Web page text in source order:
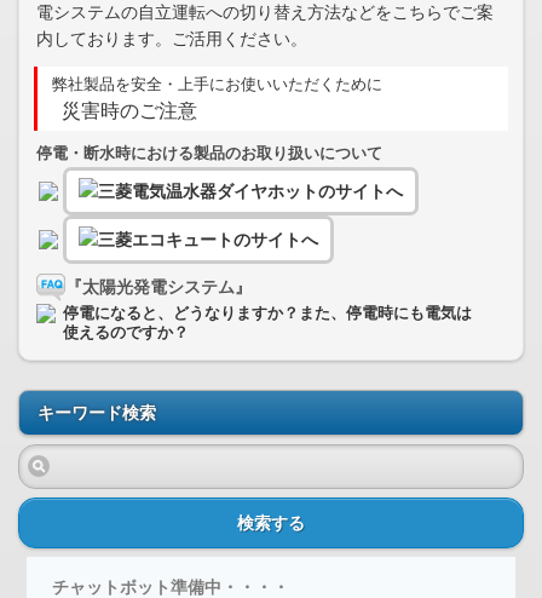
電システムの自立運転への切り替え方法などをこちらでご案
内しております。ご活用ください。
弊社製品を安全・上手にお使いいただくために
災害時のご注意
停電・断水時における製品のお取り扱いについて
『太陽光発電システム』
停電になると、どうなりますか？また、停電時にも電気は
使えるのですか？
キーワード検索
検索する
チャットボット準備中・・・・